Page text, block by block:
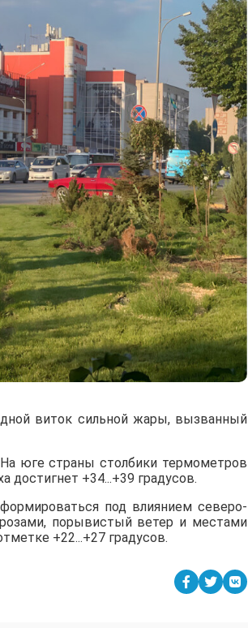
виток сильной жары, вызванный
юге страны столбики термометров
достигнет +34...+39 градусов.
под влиянием северо-
порывистый ветер и местами
+22...+27 градусов.